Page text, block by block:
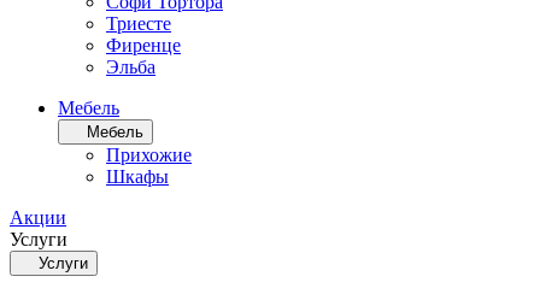
Триесте
Фиренце
Эльба
Мебель
Мебель
Прихожие
Шкафы
Акции
Услуги
Услуги